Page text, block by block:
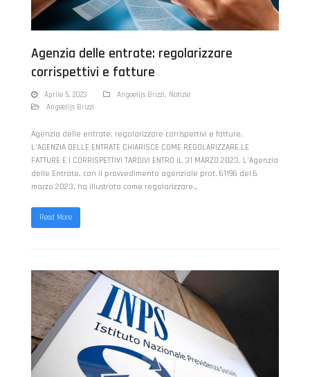
Agenzia delle entrate: regolarizzare
corrispettivi e fatture
Aprile 5, 2023 Angeelijs Brizzi, Notizie
Angeelijs Brizzi
Agenzia delle entrate: regolarizzare corrispettivi e fatture.
L’AGENZIA DELLE ENTRATE CHIARISCE COME REGOLARIZZARE LE
FATTURE E I CORRISPETTIVI TARDIVI ENTRO IL 31 MARZO 2023. L’Agenzia
delle Entrate, con il provvedimento agenziale prot. 61196 del 6
marzo 2023, ha illustrato come regolarizzare…
Read More